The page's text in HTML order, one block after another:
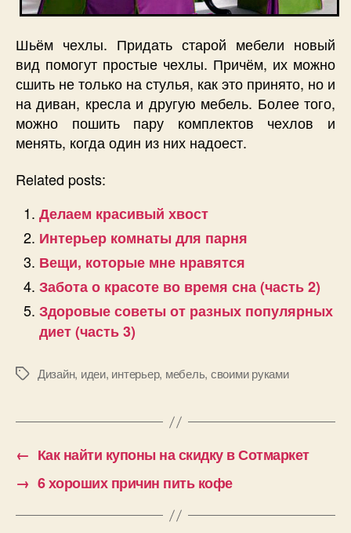
Шьём чехлы. Придать старой мебели новый
вид помогут простые чехлы. Причём, их можно
сшить не только на стулья, как это принято, но и
на диван, кресла и другую мебель. Более того,
можно пошить пару комплектов чехлов и
менять, когда один из них надоест.
Related posts:
Делаем красивый хвост
Интерьер комнаты для парня
Вещи, которые мне нравятся
Забота о красоте во время сна (часть 2)
Здоровые советы от разных популярных
диет (часть 3)
Позначки
Дизайн, идеи, интерьер, мебель, своими руками
← Как найти купоны на скидку в Сотмаркет
→ 6 хороших причин пить кофе